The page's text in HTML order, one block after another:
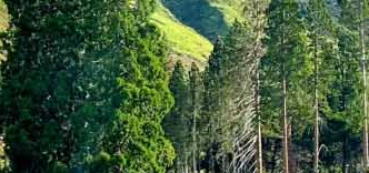
海房
开户